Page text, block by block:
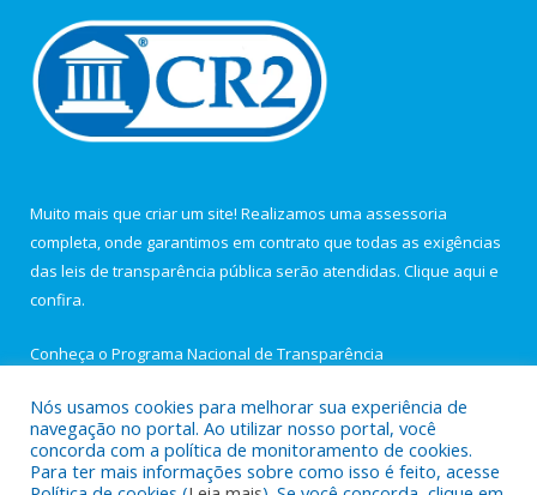
Muito mais que criar um site! Realizamos uma assessoria
completa, onde garantimos em contrato que todas as exigências
das leis de transparência pública serão atendidas. Clique aqui e
confira.
Conheça o Programa Nacional de Transparência
Todos os direitos reservados a Câmara Municipal de Igarapé-
Nós usamos cookies para melhorar sua experiência de
navegação no portal. Ao utilizar nosso portal, você
concorda com a política de monitoramento de cookies.
Para ter mais informações sobre como isso é feito, acesse